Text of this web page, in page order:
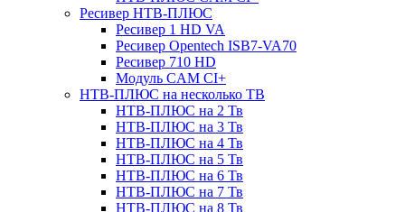
Ресивер НТВ-ПЛЮС
Ресивер 1 HD VA
Ресивер Opentech ISB7-VA70
Ресивер 710 HD
Модуль CAM CI+
НТВ-ПЛЮС на несколько ТВ
НТВ-ПЛЮС на 2 Тв
НТВ-ПЛЮС на 3 Тв
НТВ-ПЛЮС на 4 Тв
НТВ-ПЛЮС на 5 Тв
НТВ-ПЛЮС на 6 Тв
НТВ-ПЛЮС на 7 Тв
НТВ-ПЛЮС на 8 Тв